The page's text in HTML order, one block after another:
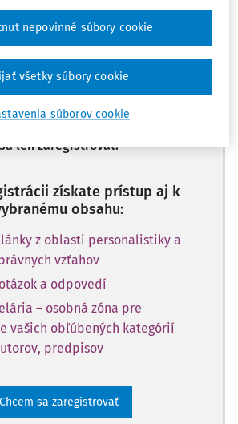
obsah z tejto oblasti je
predplatiteľom portálu.
si prístup k odbornému obsahu
len zaregistrovať.
získate prístup aj k
obsahu:
z oblasti personalistiky a
vzťahov
a odpovedí
– osobná zóna pre
vašich obľúbených kategórií
predpisov
Chcem sa zaregistrovať
súborov cookie
nepovinné súbory cookie
všetky súbory cookie